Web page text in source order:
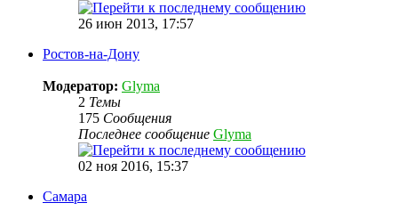
26 июн 2013, 17:57
Ростов-на-Дону
Модератор: Glyma
2 Темы
175 Сообщения
Последнее сообщение Glyma
02 ноя 2016, 15:37
Самара